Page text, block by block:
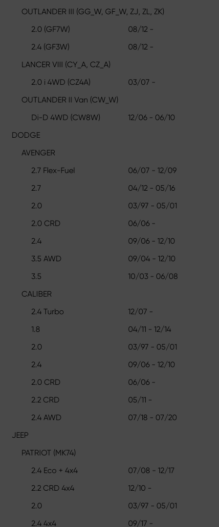
OUTLANDER III (GG_W, GF_W, ZJ, ZL, ZK)
2.0 (GF7W)
08/12 -
2.4 (GF3W)
08/12 -
LANCER VIII (CY_A, CZ_A)
2.0 i 4WD (CZ4A)
03/07 -
OUTLANDER II Van (CW_W)
Di-D 4WD (CW8W)
12/06 - 06/10
DODGE
AVENGER
2.7 Flex-Fuel
06/07 - 12/09
2.7
04/12 - 05/16
2.0
03/97 - 05/01
2.0 CRD
06/06 -
2.4
09/06 - 12/10
3.5 AWD
09/04 - 12/10
3.5
10/03 - 06/08
CALIBER
2.4 Turbo
12/07 -
1.8
04/11 - 12/14
2.0
03/97 - 05/01
2.4
09/06 - 12/10
2.0 CRD
06/06 -
2.2 CRD
05/11 -
2.4 AWD
07/18 - 07/20
JEEP
PATRIOT (MK74)
2.4 Eco + 4x4
07/08 - 12/17
2.2 CRD 4x4
12/10 -
2.0
03/97 - 05/01
2.4 4x4
09/17 -